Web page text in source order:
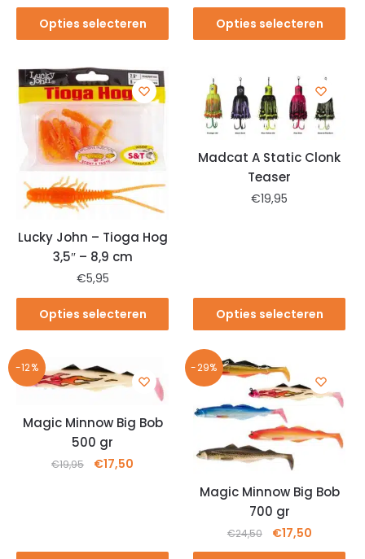
Opties selecteren Opties selecteren
Lucky John – Tioga Hog
3,5″ – 8,9 cm
€5,95
Opties selecteren
Madcat A Static Clonk
Teaser
€19,95
Opties selecteren
-12%
Magic Minnow Big Bob
500 gr
€19,95 €17,50
-29%
Magic Minnow Big Bob
700 gr
€24,50 €17,50